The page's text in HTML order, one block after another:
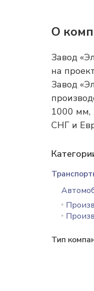
О
Завод
на
Завод
1000 мм,
СНГ и
Тип